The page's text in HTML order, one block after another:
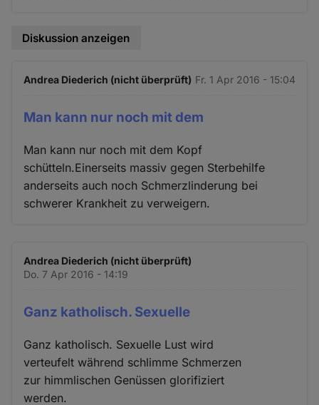
Diskussion anzeigen
Andrea Diederich (nicht überprüft) Fr. 1 Apr 2016 - 15:04
Man kann nur noch mit dem
Man kann nur noch mit dem Kopf
schütteln.Einerseits massiv gegen Sterbehilfe
anderseits auch noch Schmerzlinderung bei
schwerer Krankheit zu verweigern.
Andrea Diederich (nicht überprüft)
Do. 7 Apr 2016 - 14:19
Ganz katholisch. Sexuelle
Ganz katholisch. Sexuelle Lust wird
verteufelt während schlimme Schmerzen
zur himmlischen Genüssen glorifiziert
werden.